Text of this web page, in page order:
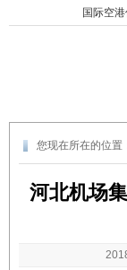
国际空
您现在所在的位置
河北机场